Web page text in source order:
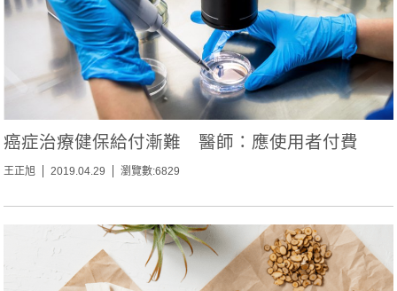
癌症治療健保給付漸難 醫師：應使用者付費
王正旭 2019.04.29 瀏覽數:6829